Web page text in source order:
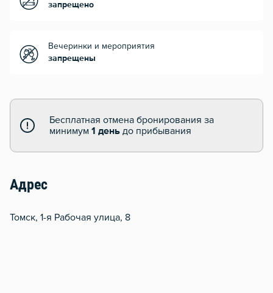
запрещено
Вечеринки и мероприятия
запрещены
Бесплатная отмена бронирования за
минимум 1 день до прибывания
Адрес
Томск, 1-я Рабочая улица, 8